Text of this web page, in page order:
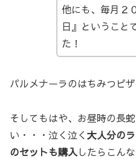
他にも、毎月２
日』ということ
た！
パルメナーラのはちみつピ
そしてもはや、お昼時の長
い・・・泣く泣く 大人分の
のセットも購入したらこん